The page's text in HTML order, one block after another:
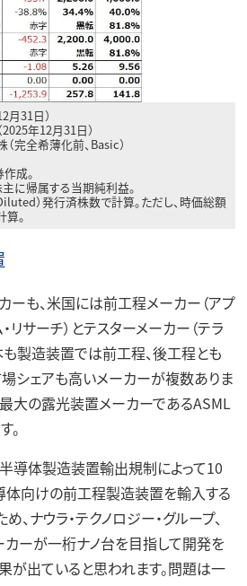
31日）
年12月31日）
完全希薄化前、Basic）
成。
に帰属する当期純利益。
）発行済株数で計算。ただし、時価総額
。
も、米国には前工程メーカー（アプ
リサーチ）とテスターメーカー（テラ
も製造装置では前工程、後工程とも
シェアも高いメーカーが複数ありま
大の露光装置メーカーであるASML
。
導体製造装置輸出規制によって10
体向けの前工程製造装置を輸入する
、ナウラ・テクノロジー・グループ、
ーが一桁ナノ台を目指して開発を
が出ていると思われます。問題は一